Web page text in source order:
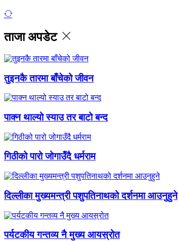
ताजा अपडेट
तुइनकै तारमा बाँचेको जीवन
पाक्न थाल्यो स्याउ तर बाटो बन्द
गिठीको पारो जोगाउँदै धर्मराम
दिल्लीका मुख्यमन्त्री पशुपतिनाथको दर्शनमा आउनुहुने
पर्यटकीय गन्तव्य नै मुख्य आयस्रोत